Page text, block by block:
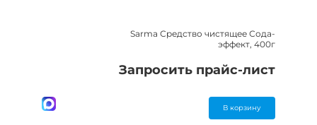
Sarma Средство чистящее Сода-
эффект, 400г
Запросить прайс-лист
В корзину